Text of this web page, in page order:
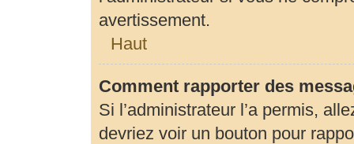
avertissement.
Haut
Comment rapporter des
Si l’administrateur l’a permis,
devriez voir un bouton pour